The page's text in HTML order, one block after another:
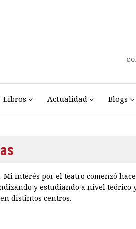
Libros Actualidad Blogs
interés por el teatro comenzó
y estudiando a nivel
distintos centros.